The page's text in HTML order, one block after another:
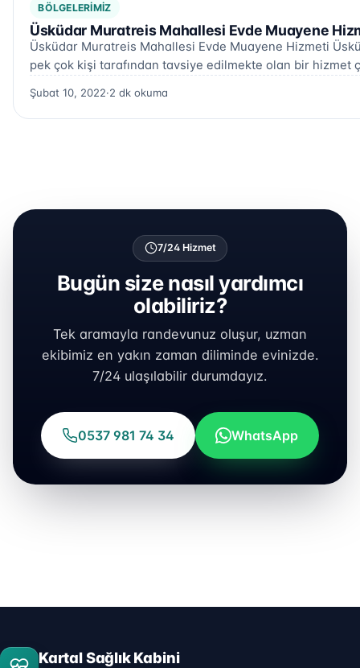
BÖLGELERIMIZ
Üsküdar Muratreis Mahallesi Evde Muayene
Üsküdar Muratreis Mahallesi Evde Muayene Hizmeti
pek çok kişi tarafından tavsiye edilmekte olan bir hizmet
Şubat 10, 2022·2 dk okuma
7/24 Hizmet
Bugün size nasıl yardımcı
olabiliriz?
Tek aramayla randevunuz oluşur, uzman
ekibimiz en yakın zaman diliminde evinizde.
7/24 ulaşılabilir durumdayız.
0537 981 74 34 WhatsApp
Kartal Sağlık Kabini